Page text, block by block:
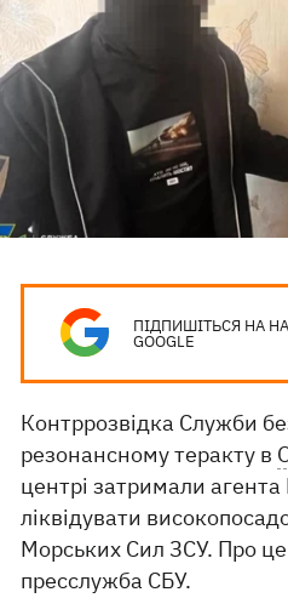
ПІДПИШІТЬСЯ НА
GOOGLE
Контррозвідка Служби
резонансному теракту в
центрі затримали
ліквідувати
Морських Сил ЗСУ. Про це
пресслужба СБУ.